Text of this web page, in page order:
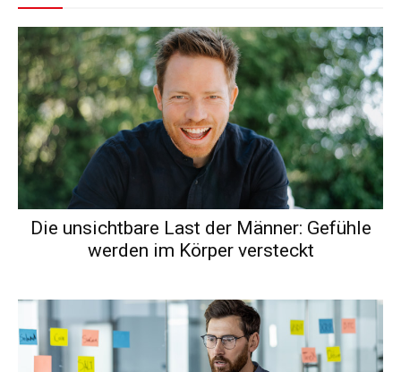
Die unsichtbare Last der Männer: Gefühle
werden im Körper versteckt